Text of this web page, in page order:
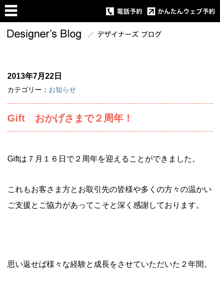
2013年7月22日
カテゴリー： お知らせ
Gift おかげさまで２周年！
Giftは７月１６日で２周年を迎えることができました。
これもお客さま方とお取引先の皆様や多くの方々の温かい
ご支援とご協力があってこそと深く感謝しております。
思い返せば様々な経験と成長をさせていただいた２年間。